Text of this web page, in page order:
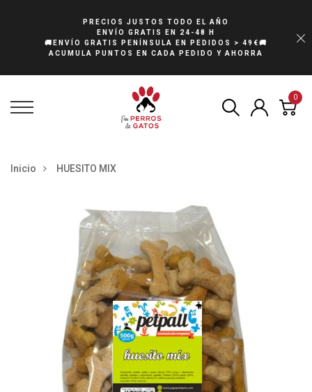
PRECIOS JUSTOS TODO EL AÑO
ENVÍO GRATIS EN 24-48 H
🚚ENVÍO GRATIS PENÍNSULA EN PEDIDOS > 49€🚚
ACUMULA PUNTOS EN CADA PEDIDO Y AHORRA
0
Inicio HUESITO MIX